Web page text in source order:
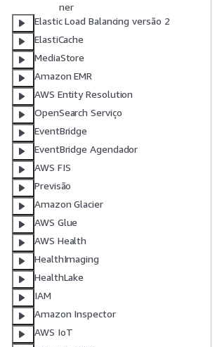
ner
Elastic Load Balancing versão 2
ElastiCache
MediaStore
Amazon EMR
AWS Entity Resolution
OpenSearch Serviço
EventBridge
EventBridge Agendador
AWS FIS
Previsão
Amazon Glacier
AWS Glue
AWS Health
HealthImaging
HealthLake
IAM
Amazon Inspector
AWS IoT